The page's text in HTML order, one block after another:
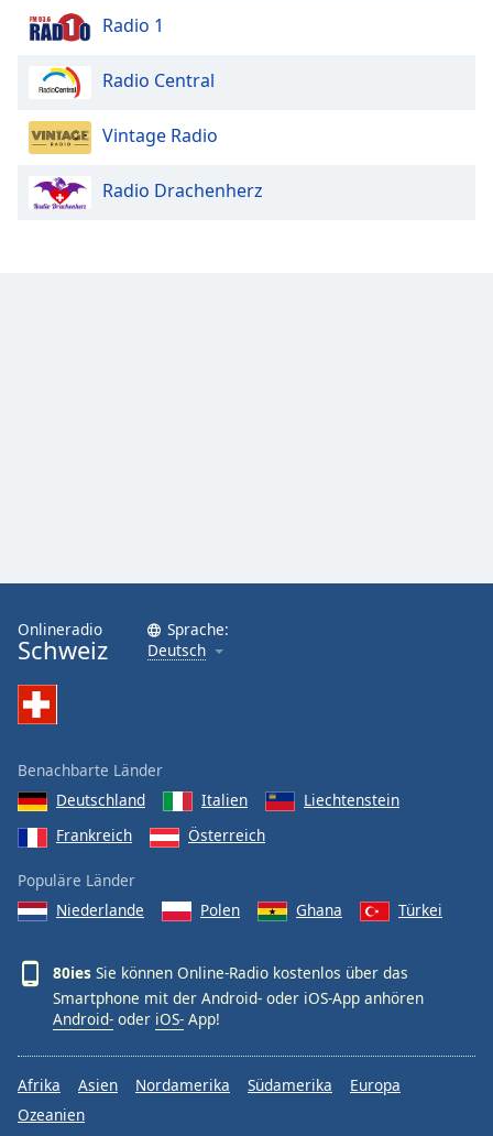
Radio 1
Radio Central
Vintage Radio
Radio Drachenherz
Onlineradio
Schweiz
Sprache:
Deutsch
Benachbarte Länder
Deutschland
Italien
Liechtenstein
Frankreich
Österreich
Populäre Länder
Niederlande
Polen Ghana Türkei
80ies Sie können Online-Radio kostenlos über das
Smartphone mit der Android- oder iOS-App anhören
Android- oder iOS- App!
Afrika Asien Nordamerika Südamerika
Europa
Ozeanien